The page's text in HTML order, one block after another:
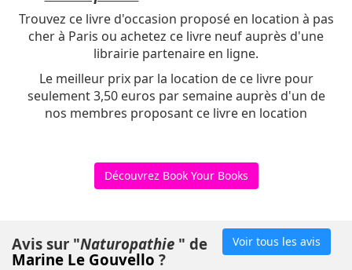
Trouvez ce livre d'occasion proposé en location à pas
cher à Paris ou achetez ce livre neuf auprès d'une
librairie partenaire en ligne.
Le meilleur prix par la location de ce livre pour
seulement 3,50 euros par semaine auprès d'un de
nos membres proposant ce livre en location
Découvrez Book Your Books
Voir tous les avis
Avis sur "Naturopathie " de
Marine Le Gouvello ?